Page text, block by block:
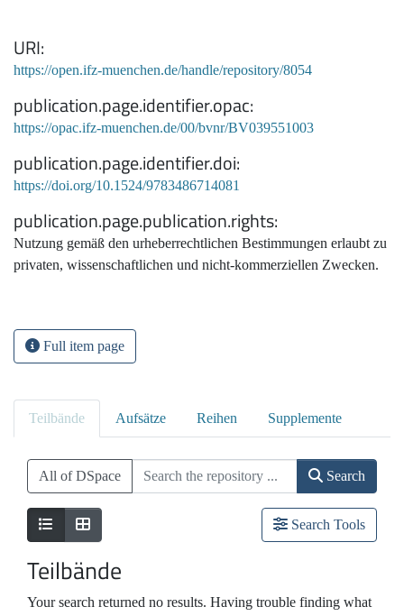
URI
https://open.ifz-muenchen.de/handle/repository/8054
publication.page.identifier.opac
https://opac.ifz-muenchen.de/00/bvnr/BV039551003
publication.page.identifier.doi
https://doi.org/10.1524/9783486714081
publication.page.publication.rights
Nutzung gemäß den urheberrechtlichen Bestimmungen erlaubt zu
privaten, wissenschaftlichen und nicht-kommerziellen Zwecken.
Full item page
Teilbände Aufsätze Reihen Supplemente
All of DSpace Search
Search Tools
Teilbände
Your search returned no results. Having trouble finding what